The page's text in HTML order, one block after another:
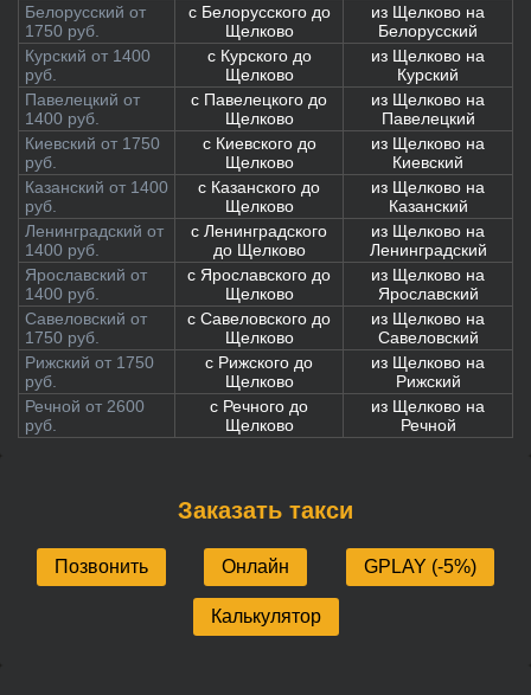
Белорусский от
1750 руб.
с Белорусского до
Щелково
из Щелково на
Белорусский
Курский от 1400
руб.
с Курского до
Щелково
из Щелково на
Курский
Павелецкий от
1400 руб.
с Павелецкого до
Щелково
из Щелково на
Павелецкий
Киевский от 1750
руб.
с Киевского до
Щелково
из Щелково на
Киевский
Казанский от 1400
руб.
с Казанского до
Щелково
из Щелково на
Казанский
Ленинградский от
1400 руб.
с Ленинградского
до Щелково
из Щелково на
Ленинградский
Ярославский от
1400 руб.
с Ярославского до
Щелково
из Щелково на
Ярославский
Савеловский от
1750 руб.
с Савеловского до
Щелково
из Щелково на
Савеловский
Рижский от 1750
руб.
с Рижского до
Щелково
из Щелково на
Рижский
Речной от 2600
руб.
с Речного до
Щелково
из Щелково на
Речной
Заказать такси
Позвонить Онлайн GPLAY (-5%)
Калькулятор